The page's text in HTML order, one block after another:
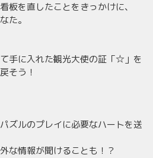
板を直したことをきっかけに、
た。
手に入れた観光大使の証「☆」を
そう！
ズルのプレイに必要なハートを送
な情報が聞けることも！？